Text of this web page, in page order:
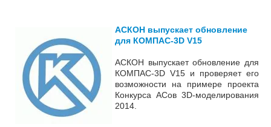
АСКОН выпускает обновление
для КОМПАС-3D V15
АСКОН выпускает обновление для
КОМПАС-3D V15 и проверяет его
возможности на примере проекта
Конкурса АСов 3D-моделирования
2014.